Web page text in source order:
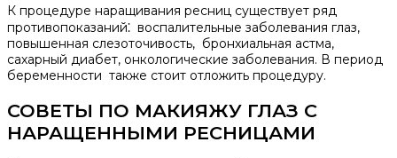
К процедуре наращивания ресниц существует ряд
противопоказаний⁚ воспалительные заболевания глаз,
повышенная слезоточивость, бронхиальная астма,
сахарный диабет, онкологические заболевания.​ В период
беременности также стоит отложить процедуру.​
СОВЕТЫ ПО МАКИЯЖУ ГЛАЗ С
НАРАЩЕННЫМИ РЕСНИЦАМИ